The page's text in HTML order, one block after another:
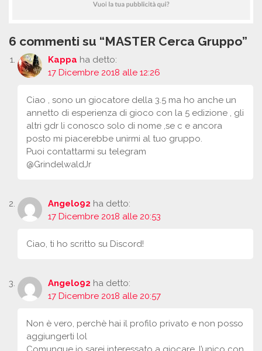
6 commenti su “MASTER Cerca Gruppo”
Kappa ha detto:
17 Dicembre 2018 alle 12:26
Ciao , sono un giocatore della 3.5 ma ho anche un
annetto di esperienza di gioco con la 5 edizione , gli
altri gdr li conosco solo di nome ,se c e ancora
posto mi piacerebbe unirmi al tuo gruppo.
Puoi contattarmi su telegram
@GrindelwaldJr
Angelo92 ha detto:
17 Dicembre 2018 alle 20:53
Ciao, ti ho scritto su Discord!
Angelo92 ha detto:
17 Dicembre 2018 alle 20:57
Non è vero, perchè hai il profilo privato e non posso
aggiungerti lol